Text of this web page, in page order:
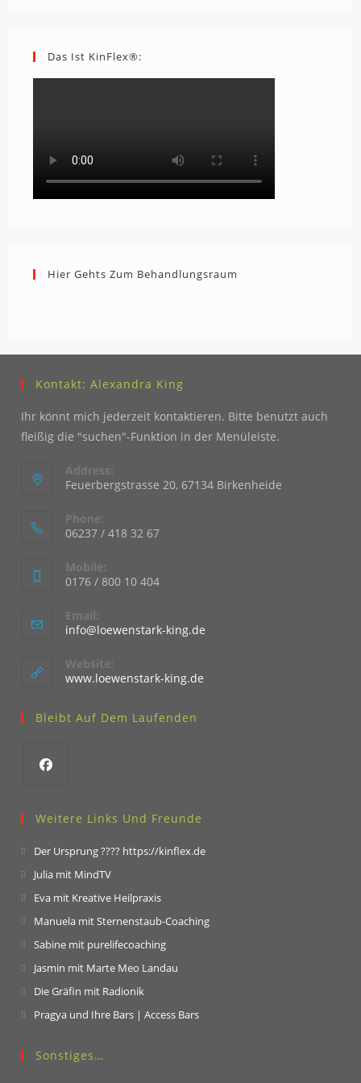
Das Ist KinFlex®:
Hier Gehts Zum Behandlungsraum
Kontakt: Alexandra King
Ihr könnt mich jederzeit kontaktieren. Bitte benutzt auch
fleißig die "suchen"-Funktion in der Menüleiste.
Address:
Feuerbergstrasse 20, 67134 Birkenheide
Phone:
06237 / 418 32 67
Mobile:
0176 / 800 10 404
Email:
info@loewenstark-king.de
Website:
www.loewenstark-king.de
Bleibt Auf Dem Laufenden
in
new
tab
Weitere Links Und Freunde
Der Ursprung ???? https://kinflex.deOpens
tab
Julia mit MindTVOpens
in
tab
Eva mit Kreative HeilpraxisOpens
in
tab
Manuela mit Sternenstaub-CoachingOpens
Sabine mit purelifecoachingOpens
in
tab
Jasmin mit Marte Meo Landau
Die Gräfin mit Radionik
in
Pragya und Ihre Bars | Access BarsOpens
Sonstiges…